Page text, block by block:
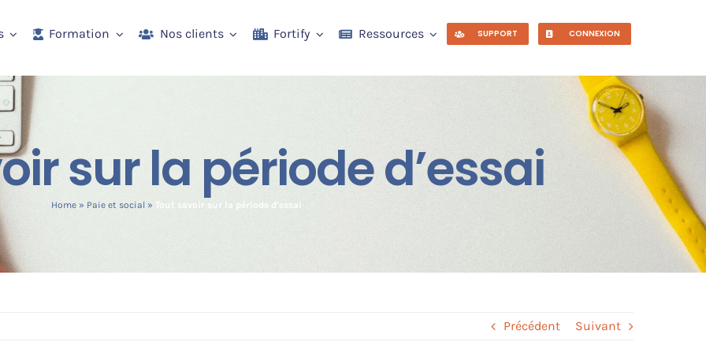
Formation Nos clients Fortify Ressources SUPPORT CONNEXION
sur la période d’essai
Home » Paie et social » Tout savoir sur la période d’essai
Précédent Suivant